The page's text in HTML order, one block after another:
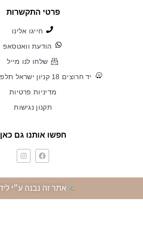
פרטי התקשרות
חייגו אלינו
הודעת וואטסאפ
שלחו לנו מייל
יד חרוצים 18 קניון ישראל תלפיות, ירושלים
מדיניות פרטיות
תקנון נגישות
חפשו אותנו גם כאן
אתר זה נבנה ע״י